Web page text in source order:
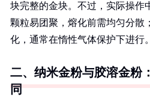
块完整的金块。不过，实际操作
颗粒易团聚，熔化前需均匀分散
化，通常在惰性气体保护下进行。
二、纳米金粉与胶溶金粉
同